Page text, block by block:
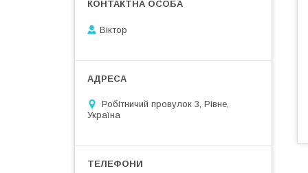
Віктор
Робітничий провулок 3, Рівне,
Україна